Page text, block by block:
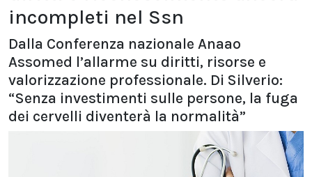
incompleti nel Ssn
Dalla Conferenza nazionale Anaao
Assomed l’allarme su diritti, risorse e
valorizzazione professionale. Di Silverio:
“Senza investimenti sulle persone, la fuga
dei cervelli diventerà la normalità”